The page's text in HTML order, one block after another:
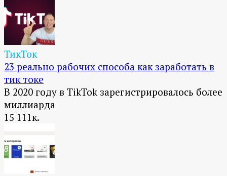
ТикТок
23 реально рабочих способа как заработать в
тик токе
В 2020 году в TikTok зарегистрировалось более
миллиарда
15 111к.